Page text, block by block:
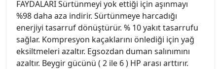
FAYDALARI Sürtünmeyi yok ettiği için aşınmayı
%98 daha aza indirir. Sürtünmeye harcadığı
enerjiyi tasarruf dönüştürür. % 10 yakıt tasarrufu
sağlar. Kompresyon kaçaklarını önlediği için yağ
eksiltmeleri azaltır. Egsozdan duman salınımını
azaltır. Beygir gücünü ( 2 ile 6 ) HP arası arttırır.